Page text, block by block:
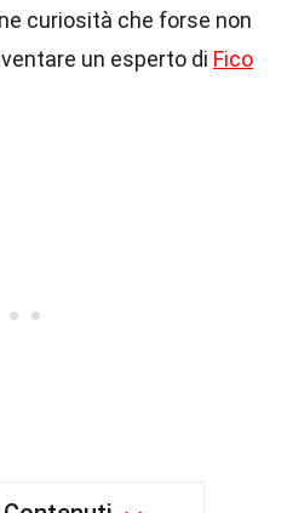
curiosità che forse non
un esperto di Fico